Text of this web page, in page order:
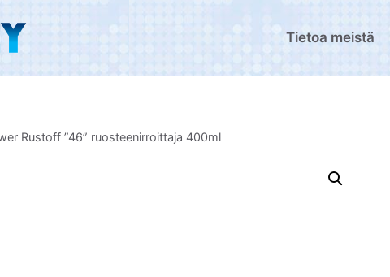
Tietoa meistä
Rustoff ”46” ruosteenirroittaja 400ml